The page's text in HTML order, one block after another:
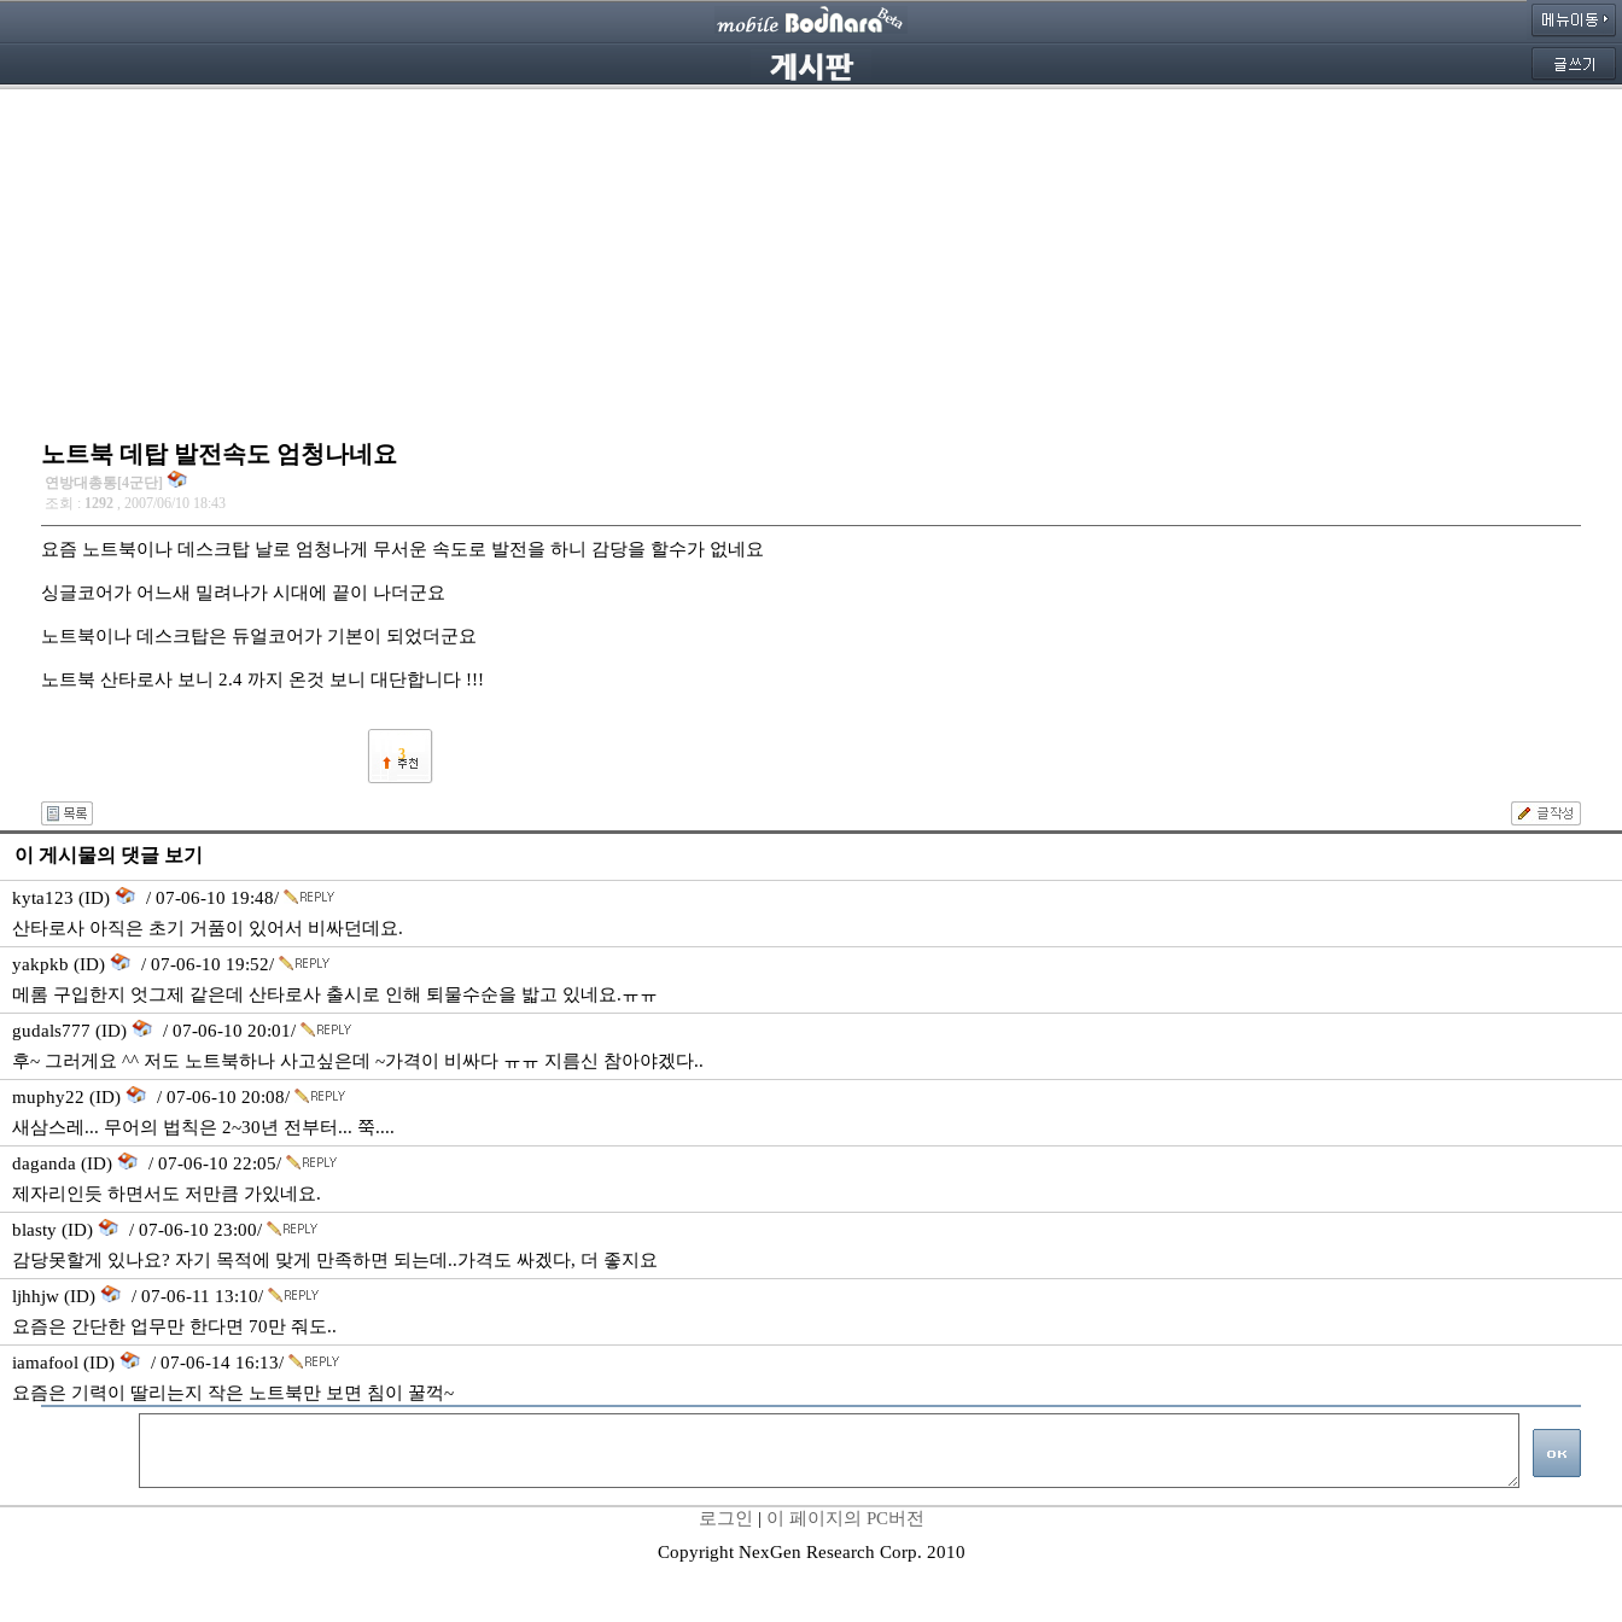
노트북 데탑 발전속도 엄청나네요
연방대총통[4군단]
조회 : 1292 , 2007/06/10 18:43
요즘 노트북이나 데스크탑 날로 엄청나게 무서운 속도로 발전을 하니 감당을 할수가 없네요
싱글코어가 어느새 밀려나가 시대에 끝이 나더군요
노트북이나 데스크탑은 듀얼코어가 기본이 되었더군요
노트북 산타로사 보니 2.4 까지 온것 보니 대단합니다 !!!
3
이 게시물의 댓글 보기
kyta123 (ID)
/ 07-06-10 19:48/
산타로사 아직은 초기 거품이 있어서 비싸던데요.
yakpkb (ID)
/ 07-06-10 19:52/
메롬 구입한지 엇그제 같은데 산타로사 출시로 인해 퇴물수순을 밟고 있네요.ㅠㅠ
gudals777 (ID)
/ 07-06-10 20:01/
후~ 그러게요 ^^ 저도 노트북하나 사고싶은데 ~가격이 비싸다 ㅠㅠ 지름신 참아야겠다..
muphy22 (ID)
/ 07-06-10 20:08/
새삼스레... 무어의 법칙은 2~30년 전부터... 쭉....
daganda (ID)
/ 07-06-10 22:05/
제자리인듯 하면서도 저만큼 가있네요.
blasty (ID)
/ 07-06-10 23:00/
감당못할게 있나요? 자기 목적에 맞게 만족하면 되는데..가격도 싸겠다, 더 좋지요
ljhhjw (ID)
/ 07-06-11 13:10/
요즘은 간단한 업무만 한다면 70만 줘도..
iamafool (ID)
/ 07-06-14 16:13/
요즘은 기력이 딸리는지 작은 노트북만 보면 침이 꿀꺽~
로그인 | 이 페이지의 PC버전
Copyright NexGen Research Corp. 2010